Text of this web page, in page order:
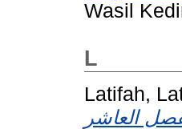
Wasil
L
Latifah,
العاشر